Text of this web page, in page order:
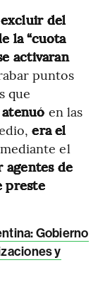
del
la “cuota
activaran
puntos
que
atenuó en las
era el
el
agentes de
preste
Gobierno
y